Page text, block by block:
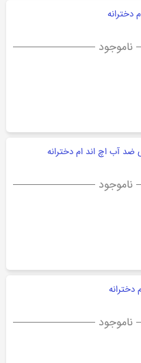
دخترانه
ناموجود
آب اچ اند ام دخترانه
ناموجود
دخترانه
ناموجود